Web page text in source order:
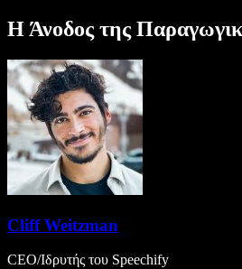
Η Άνοδος της
Cliff Weitzman
CEO/Ιδρυτής του Speechify